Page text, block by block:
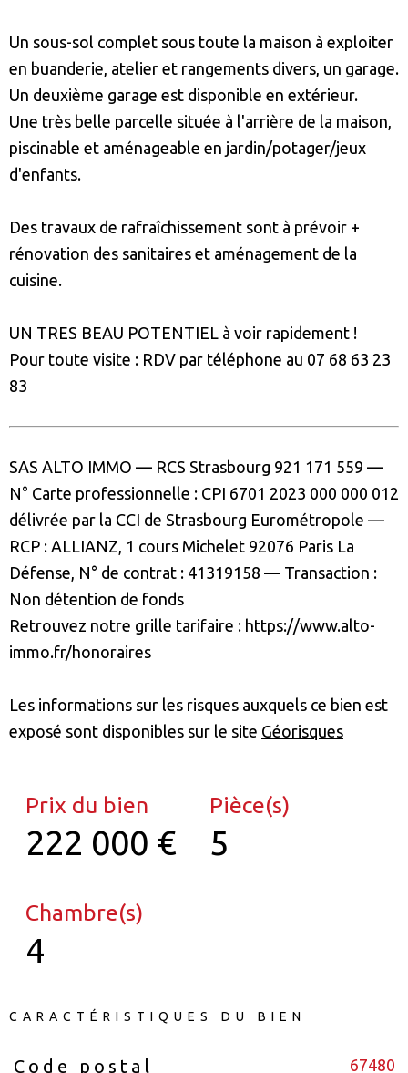
Un sous-sol complet sous toute la maison à exploiter
en buanderie, atelier et rangements divers, un garage.
Un deuxième garage est disponible en extérieur.
Une très belle parcelle située à l'arrière de la maison,
piscinable et aménageable en jardin/potager/jeux
d'enfants.
Des travaux de rafraîchissement sont à prévoir +
rénovation des sanitaires et aménagement de la
cuisine.
UN TRES BEAU POTENTIEL à voir rapidement !
Pour toute visite : RDV par téléphone au 07 68 63 23
83
SAS ALTO IMMO — RCS Strasbourg 921 171 559 —
N° Carte professionnelle : CPI 6701 2023 000 000 012
délivrée par la CCI de Strasbourg Eurométropole —
RCP : ALLIANZ, 1 cours Michelet 92076 Paris La
Défense, N° de contrat : 41319158 — Transaction :
Non détention de fonds
Retrouvez notre grille tarifaire : https://www.alto-
immo.fr/honoraires
Les informations sur les risques auxquels ce bien est
exposé sont disponibles sur le site Géorisques
Prix du bien
222 000 €
Pièce(s)
5
Chambre(s)
4
CARACTÉRISTIQUES DU BIEN
Caractéristiques Valeurs
Code postal 67480